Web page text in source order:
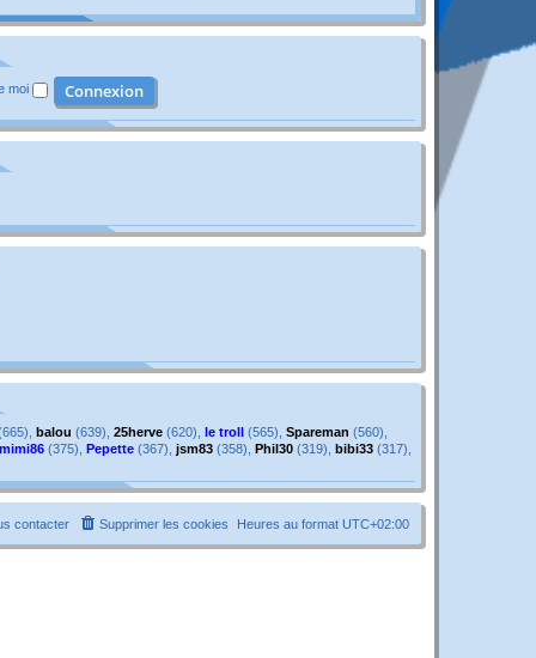
e
s
s
i
e
r
g
e
d
m
e
moi
balou (639), 25herve (620), le troll (565), Spareman (560),
mimi86 (375), Pepette (367), jsm83 (358), Phil30 (319), bibi33 (317),
Heures au format UTC+02:00
Supprimer les cookies
contacter